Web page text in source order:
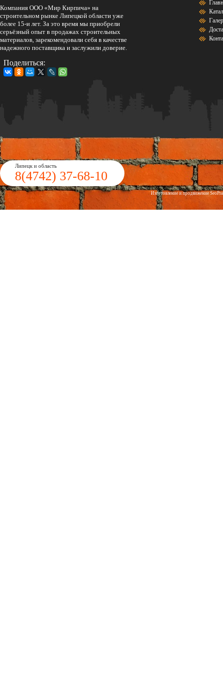
Компания ООО «Мир Кирпича» на
строительном рынке Липецкой области уже
более 15-и лет. За это время мы приобрели
серьёзный опыт в продажах строительных
материалов, зарекомендовали себя в качестве
надежного поставщика и заслужили доверие.
Поделиться:
Липецк и область
8(4742) 37-68-10
Изготовление и продвижение Seo